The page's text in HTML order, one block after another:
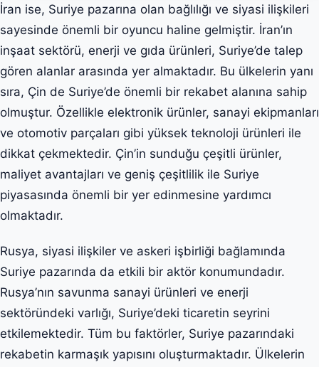
İran ise, Suriye pazarına olan bağlılığı ve siyasi ilişkileri
sayesinde önemli bir oyuncu haline gelmiştir. İran’ın
inşaat sektörü, enerji ve gıda ürünleri, Suriye’de talep
gören alanlar arasında yer almaktadır. Bu ülkelerin yanı
sıra, Çin de Suriye’de önemli bir rekabet alanına sahip
olmuştur. Özellikle elektronik ürünler, sanayi ekipmanları
ve otomotiv parçaları gibi yüksek teknoloji ürünleri ile
dikkat çekmektedir. Çin’in sunduğu çeşitli ürünler,
maliyet avantajları ve geniş çeşitlilik ile Suriye
piyasasında önemli bir yer edinmesine yardımcı
olmaktadır.
Rusya, siyasi ilişkiler ve askeri işbirliği bağlamında
Suriye pazarında da etkili bir aktör konumundadır.
Rusya’nın savunma sanayi ürünleri ve enerji
sektöründeki varlığı, Suriye’deki ticaretin seyrini
etkilemektedir. Tüm bu faktörler, Suriye pazarındaki
rekabetin karmaşık yapısını oluşturmaktadır. Ülkelerin